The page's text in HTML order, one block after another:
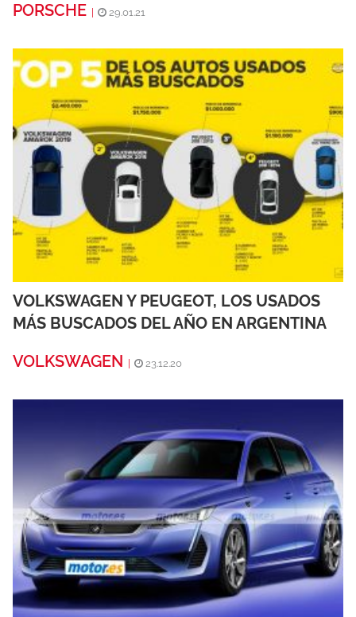
PORSCHE
29.01.21
VOLKSWAGEN Y PEUGEOT, LOS USADOS
MÁS BUSCADOS DEL AÑO EN ARGENTINA
VOLKSWAGEN
23.12.20